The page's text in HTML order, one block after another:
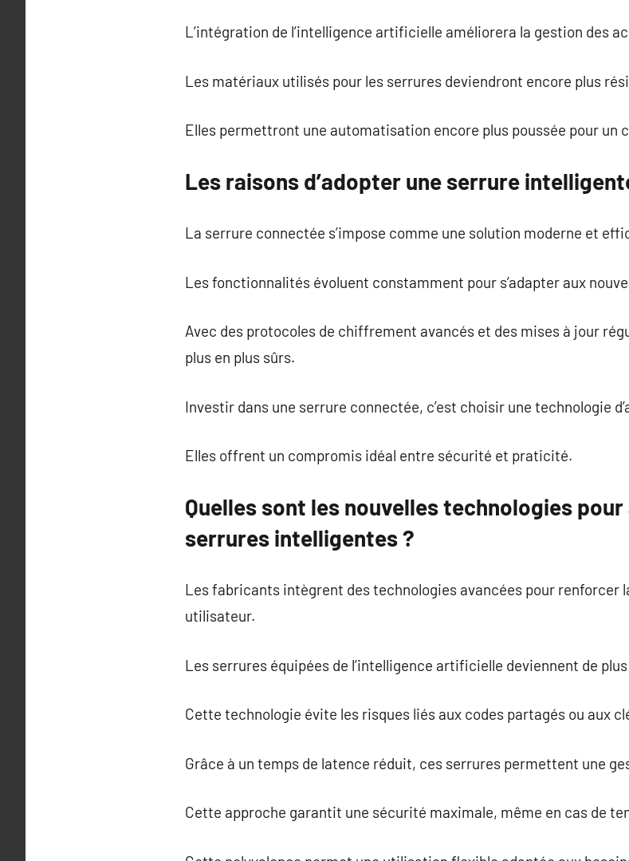
L’intégration de l’intelligence artificielle améliorera la gestion des
Les matériaux utilisés pour les serrures deviendront encore plus
Elles permettront une automatisation encore plus poussée pour un
Les raisons d’adopter une serrure
La serrure connectée s’impose comme une solution moderne et
Les fonctionnalités évoluent constamment pour s’adapter aux
Avec des protocoles de chiffrement avancés et des mises à jour
plus en plus sûrs.
Investir dans une serrure connectée, c’est choisir une technologie
Elles offrent un compromis idéal entre sécurité et praticité.
Quelles sont les nouvelles technologies
serrures intelligentes ?
Les fabricants intègrent des technologies avancées pour renforcer
utilisateur.
Les serrures équipées de l’intelligence artificielle deviennent de
Cette technologie évite les risques liés aux codes partagés ou aux
Grâce à un temps de latence réduit, ces serrures permettent une
Cette approche garantit une sécurité maximale, même en cas de